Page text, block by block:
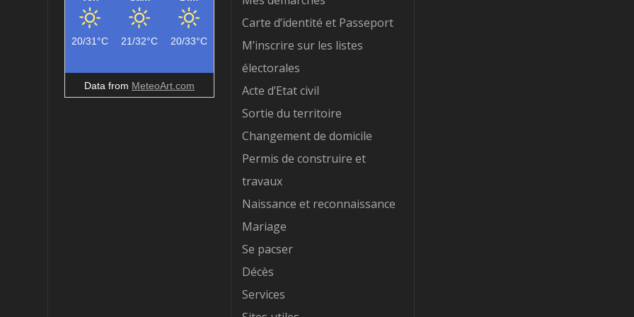
20/31°C 21/32°C 20/33°C
Data from MeteoArt.com
Carte d’identité et Passeport
M’inscrire sur les listes
électorales
Acte d’Etat civil
Sortie du territoire
Changement de domicile
Permis de construire et
travaux
Naissance et reconnaissance
Mariage
Se pacser
Décès
Services